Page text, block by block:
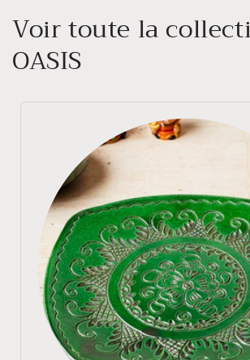
Voir toute la
OASIS